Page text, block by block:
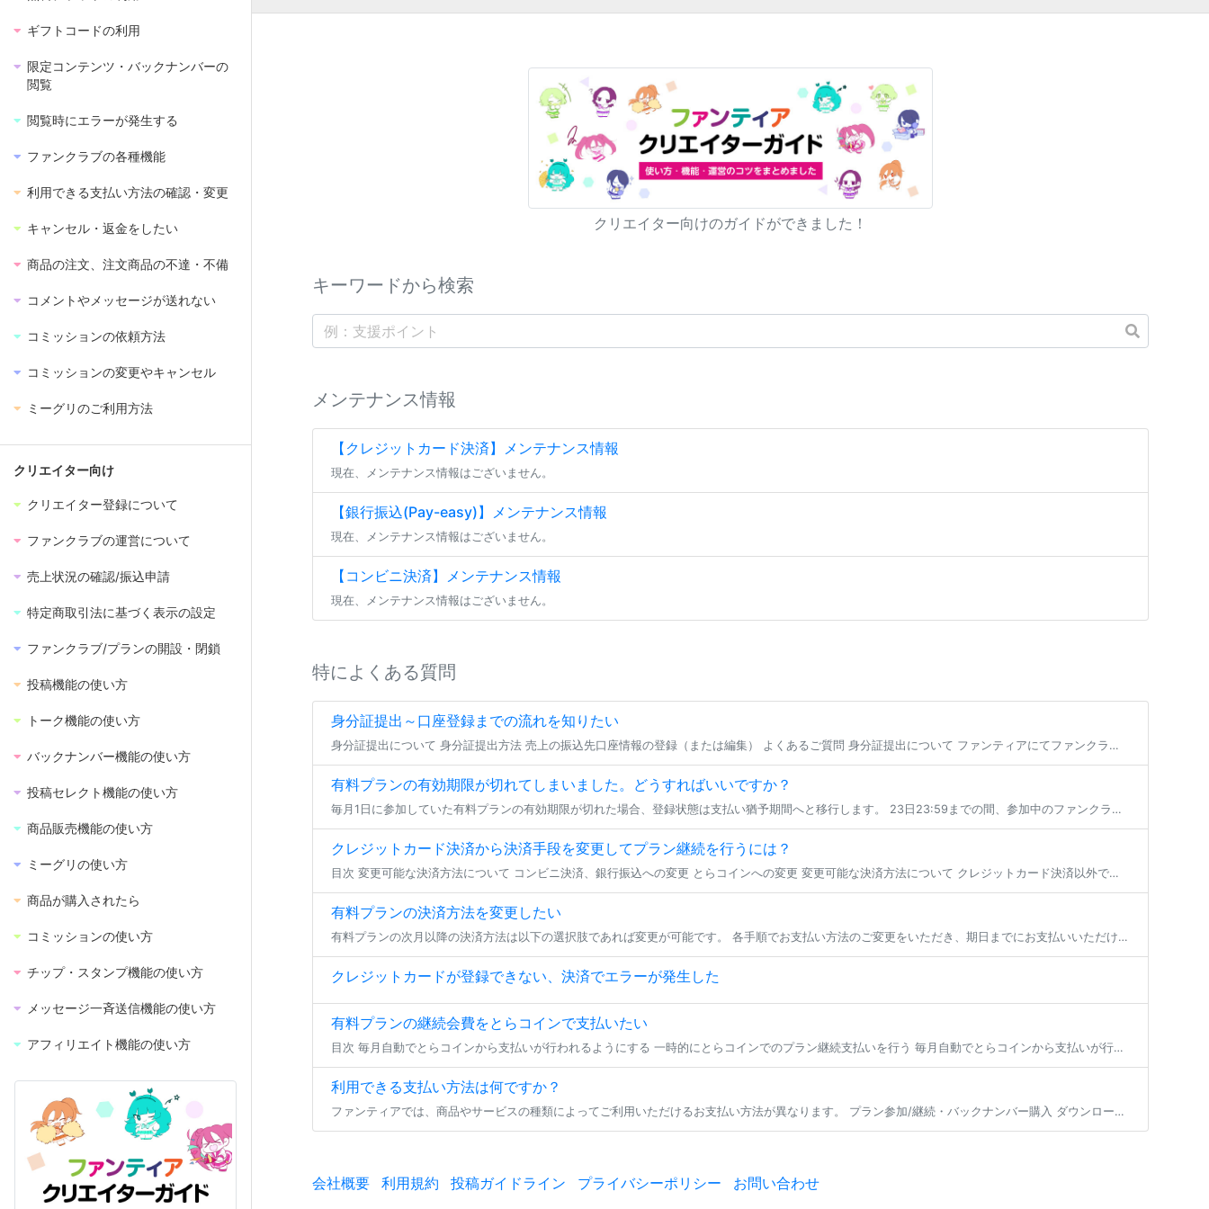
ギフトコードの利用
限定コンテンツ・バックナンバーの
閲覧
閲覧時にエラーが発生する
ファンクラブの各種機能
利用できる支払い方法の確認・変更
キャンセル・返金をしたい
商品の注文、注文商品の不達・不備
コメントやメッセージが送れない
コミッションの依頼方法
コミッションの変更やキャンセル
ミーグリのご利用方法
クリエイター向け
クリエイター登録について
ファンクラブの運営について
売上状況の確認/振込申請
特定商取引法に基づく表示の設定
ファンクラブ/プランの開設・閉鎖
投稿機能の使い方
トーク機能の使い方
バックナンバー機能の使い方
投稿セレクト機能の使い方
商品販売機能の使い方
ミーグリの使い方
商品が購入されたら
コミッションの使い方
チップ・スタンプ機能の使い方
メッセージ一斉送信機能の使い方
アフィリエイト機能の使い方
クリエイター向けのガイドができました！
キーワードから検索
メンテナンス情報
【クレジットカード決済】メンテナンス情報
現在、メンテナンス情報はございません。
【銀行振込(Pay-easy)】メンテナンス情報
現在、メンテナンス情報はございません。
【コンビニ決済】メンテナンス情報
現在、メンテナンス情報はございません。
特によくある質問
身分証提出～口座登録までの流れを知りたい
身分証提出について 身分証提出方法 売上の振込先口座情報の登録（または編集） よくあるご質問 身分証提出について ファンティアにてファンクラブを開設する場合、 全年齢・成人向けを問わず全てのファンクラブにて身分証の提出が […]
有料プランの有効期限が切れてしまいました。どうすればいいですか？
毎月1日に参加していた有料プランの有効期限が切れた場合、登録状態は支払い猶予期間へと移行します。 23日23:59までの間、参加中のファンクラブは無料プランへの仮移行状態となり、有効期限を更新せず24日となった場合にその […]
クレジットカード決済から決済手段を変更してプラン継続を行うには？
目次 変更可能な決済方法について コンビニ決済、銀行振込への変更 とらコインへの変更 変更可能な決済方法について クレジットカード決済以外で現在加入中の有料プラン継続を行いたい場合、 登録済みのクレジットカードを削除いた […]
有料プランの決済方法を変更したい
有料プランの次月以降の決済方法は以下の選択肢であれば変更が可能です。 各手順でお支払い方法のご変更をいただき、期日までにお支払いいただければ、プランの継続加入が可能となります。 ※現在加入いただいているプランから退会する […]
クレジットカードが登録できない、決済でエラーが発生した
有料プランの継続会費をとらコインで支払いたい
目次 毎月自動でとらコインから支払いが行われるようにする 一時的にとらコインでのプラン継続支払いを行う 毎月自動でとらコインから支払いが行われるようにする 有料プランの継続会費をとらコインでお支払い頂く場合、事前にとらコ […]
利用できる支払い方法は何ですか？
ファンティアでは、商品やサービスの種類によってご利用いただけるお支払い方法が異なります。 プラン参加/継続・バックナンバー購入 ダウンロード商品/物販商品購入 投稿セレクト商品購入 くじ商品購入 コミッションリクエスト・ […]
会社概要 利用規約 投稿ガイドライン プライバシーポリシー お問い合わせ